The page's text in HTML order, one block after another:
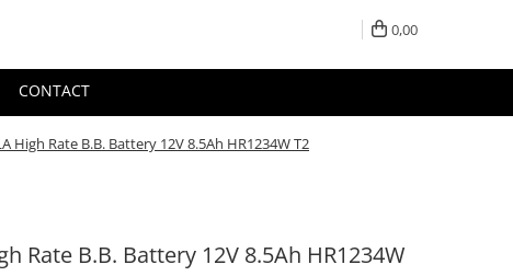
0,00
CONTACT
High Rate B.B. Battery 12V 8.5Ah HR1234W T2
Rate B.B. Battery 12V 8.5Ah HR1234W